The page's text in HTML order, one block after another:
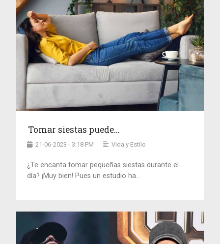
Tomar siestas puede...
21-06-2023 - 3:18 PM Vida y Estilo
¿Te encanta tomar pequeñas siestas durante el
día? ¡Muy bien! Pues un estudio ha...